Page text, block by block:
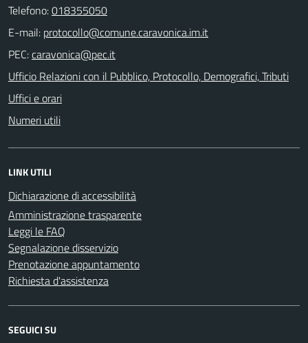
Telefono:018355050
E-mail:
PEC:
Ufficio Relazioni con il Pubblico, Protocollo, Demografici, Tributi
Uffici e orari
Numeri utili
LINK UTILI
Dichiarazione di accessibilità
Amministrazione trasparente
Leggi le FAQ
Segnalazione disservizio
Prenotazione appuntamento
Richiesta d'assistenza
SEGUICI SU